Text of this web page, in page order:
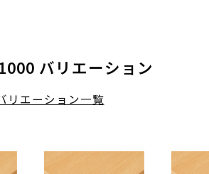
バリエーション
リエーション一覧